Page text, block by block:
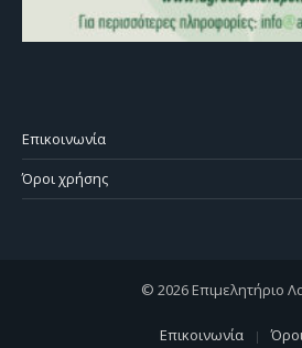
Επικοινωνία
Όροι χρήσης
© 2026 Επιμελητήριο
Επικοινωνία